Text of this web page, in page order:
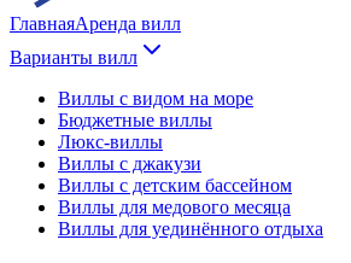
ГлавнаяАренда вилл
Варианты вилл
Виллы с видом на море
Бюджетные виллы
Люкс-виллы
Виллы с джакузи
Виллы с детским бассейном
Виллы для медового месяца
Виллы для уединённого отдыха